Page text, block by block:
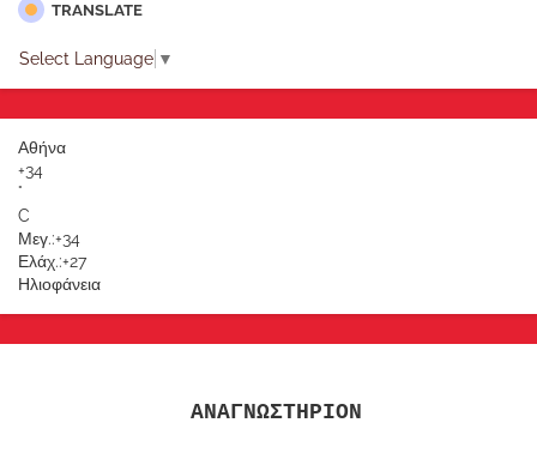
TRANSLATE
Select Language ▼
Αθήνα
+34
°
C
Μεγ.:+34
Ελάχ.:+27
Ηλιοφάνεια
ΑΝΑΓΝΩΣΤΗΡΙΟΝ